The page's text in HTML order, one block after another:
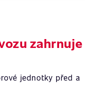
zahrnuje
jednotky před a